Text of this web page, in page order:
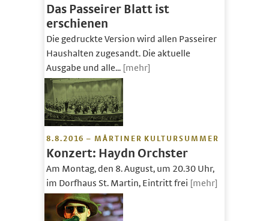
Das Passeirer Blatt ist
erschienen
Die gedruckte Version wird allen Passeirer
Haushalten zugesandt. Die aktuelle
Ausgabe und alle... [mehr]
8.8.2016 – MÅRTINER KULTURSUMMER
Konzert: Haydn Orchster
Am Montag, den 8. August, um 20.30 Uhr,
im Dorfhaus St. Martin, Eintritt frei [mehr]